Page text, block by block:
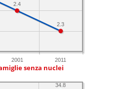
2001 2011
2.3
2.4
senza nuclei
34.8